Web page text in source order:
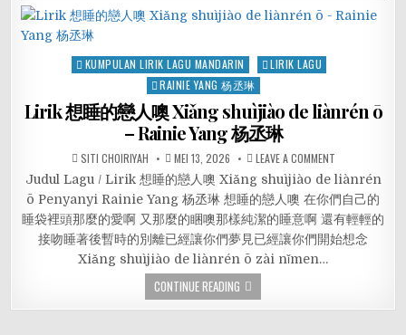
Posted
KUMPULAN LIRIK LAGU MANDARIN
LIRIK LAGU
RAINIE YANG 杨丞琳
Lirik 想睡的戀人噢 Xiǎng shuìjiào de liànrén ō
– Rainie Yang 杨丞琳
SITI CHOIRIYAH MEI 13, 2026 LEAVE A COMMENT
Judul Lagu / Lirik 想睡的戀人噢 Xiǎng shuìjiào de liànrén
ō Penyanyi Rainie Yang 杨丞琳 想睡的戀人噢 在你們自己的
睡袋裡頭那麼的愛啊 又那麼的睏噢那樣純潔的睡意啊 還有輕輕的
接吻睡著後暫時的別離已經讓你們夢見已經讓你們開始想念
Xiǎng shuìjiào de liànrén ō zài nǐmen…
CONTINUE READING